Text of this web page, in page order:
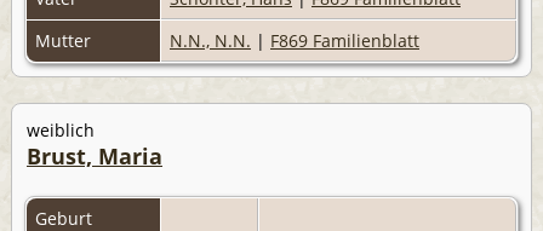
Mutter
N.N., N.N. | F869 Familienblatt
weiblich
Brust, Maria
Geburt